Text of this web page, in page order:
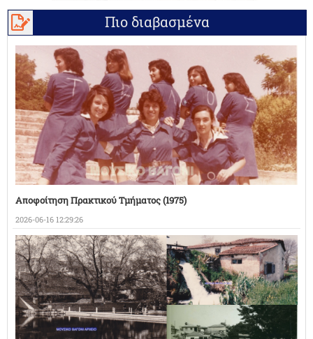
Πιο διαβασμένα
Αποφοίτηση Πρακτικού Τμήματος (1975)
2026-06-16 12:29:26